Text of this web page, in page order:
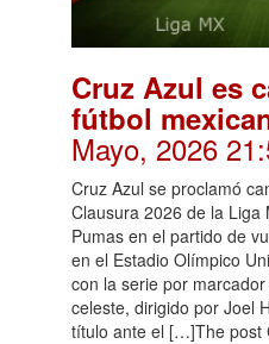
Cruz Azul es
fútbol
Mayo, 2026
Cruz Azul se proclamó
Clausura 2026 de la Liga
Pumas en el partido de
en el Estadio Olímpico
con la serie por
celeste, dirigido por Joel
título ante el […]The post